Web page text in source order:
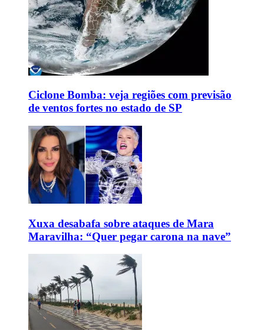
Ciclone Bomba: veja regiões com previsão
de ventos fortes no estado de SP
Xuxa desabafa sobre ataques de Mara
Maravilha: “Quer pegar carona na nave”